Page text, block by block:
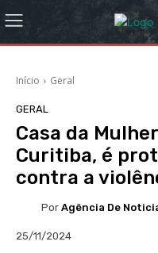
Início Geral
GERAL
Casa da
Curitiba, é
contra a
Por Agência De
25/11/2024